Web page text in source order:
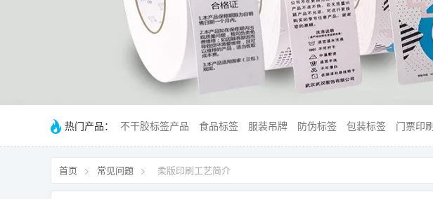
热门产品： 不干胶标签产品 食品标签 服装吊牌 防伪标签 包装标签 门票印刷
首页 > 常见问题 > 柔版印刷工艺简介